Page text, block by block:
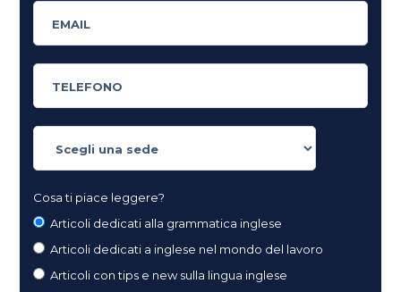
Cosa ti piace leggere?
Articoli dedicati alla grammatica inglese
Articoli dedicati a inglese nel mondo del lavoro
Articoli con tips e new sulla lingua inglese